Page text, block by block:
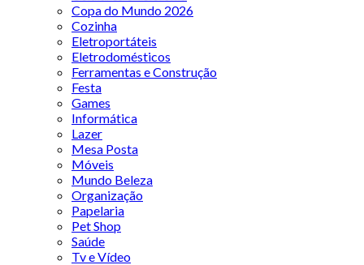
Copa do Mundo 2026
Cozinha
Eletroportáteis
Eletrodomésticos
Ferramentas e Construção
Festa
Games
Informática
Lazer
Mesa Posta
Móveis
Mundo Beleza
Organização
Papelaria
Pet Shop
Saúde
Tv e Vídeo